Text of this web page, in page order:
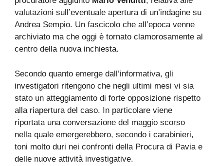
valutazioni sull’eventuale apertura di un’indagine su
Andrea Sempio. Un fascicolo che all’epoca venne
archiviato ma che oggi è tornato clamorosamente al
centro della nuova inchiesta.
Secondo quanto emerge dall’informativa, gli
investigatori ritengono che negli ultimi mesi vi sia
stato un atteggiamento di forte opposizione rispetto
alla riapertura del caso. In particolare viene
riportata una conversazione del maggio scorso
nella quale emergerebbero, secondo i carabinieri,
toni molto duri nei confronti della Procura di Pavia e
delle nuove attività investigative.